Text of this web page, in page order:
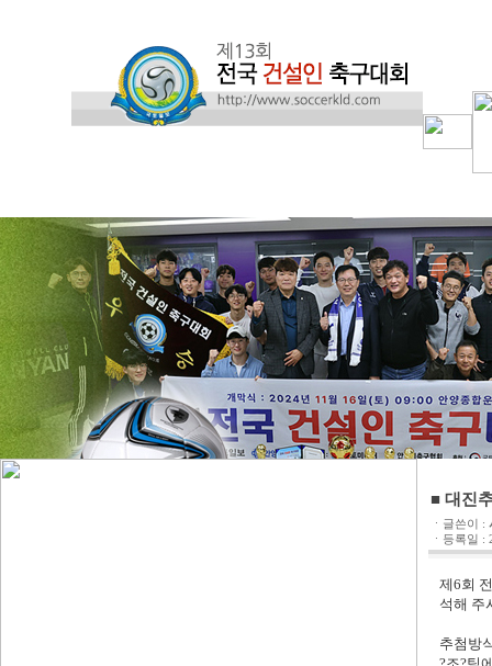
■ 대진
ㆍ글쓴이 :
ㆍ등록일
제6회
석해 주
추첨방